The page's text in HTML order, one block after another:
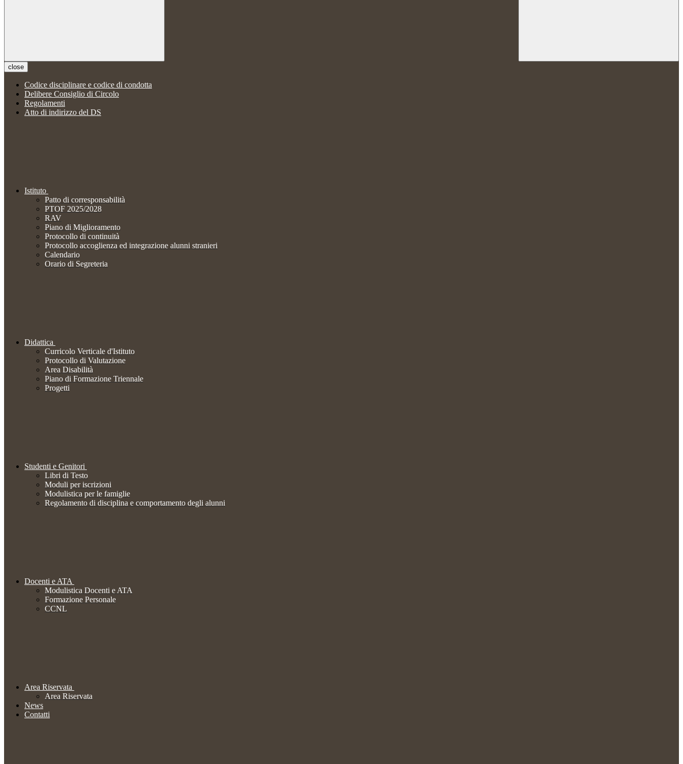
close
Codice disciplinare e codice di condotta
Delibere Consiglio di Circolo
Regolamenti
Atto di indirizzo del DS
Istituto
Patto di corresponsabilità
PTOF 2025/2028
RAV
Piano di Miglioramento
Protocollo di continuità
Protocollo accoglienza ed integrazione alunni stranieri
Calendario
Orario di Segreteria
Didattica
Curricolo Verticale d'Istituto
Protocollo di Valutazione
Area Disabilità
Piano di Formazione Triennale
Progetti
Studenti e Genitori
Libri di Testo
Moduli per iscrizioni
Modulistica per le famiglie
Regolamento di disciplina e comportamento degli alunni
Docenti e ATA
Modulistica Docenti e ATA
Formazione Personale
CCNL
Area Riservata
Area Riservata
News
Contatti